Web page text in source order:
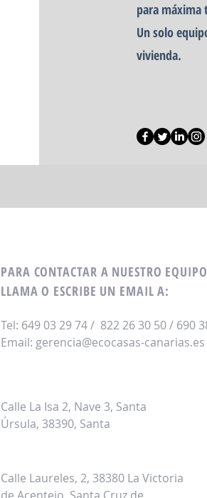
para
Un solo
vivienda.
PARA CONTACTAR A NUESTRO EQUIPO
LLAMA O ESCRIBE UN EMAIL A:
Tel: 649 03 29 74 / 822 26 30 50 / 690
Email: gerencia@ecocasas-canarias.es
Calle La Isa 2, Nave 3, Santa
Úrsula, 38390, Santa
Calle Laureles, 2, 38380 La Victoria